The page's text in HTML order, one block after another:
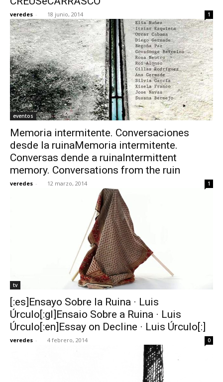
veredes - 18 junio, 2014 1
eventos
Memoria intermitente. Conversaciones
desde la ruinaMemoria intermitente.
Conversas dende a ruinaIntermittent
memory. Conversations from the ruin
veredes - 12 marzo, 2014 1
tv
[:es]Ensayo Sobre la Ruina · Luis
Úrculo[:gl]Ensaio Sobre a Ruina · Luis
Úrculo[:en]Essay on Decline · Luis Úrculo[:]
veredes - 4 febrero, 2014 0